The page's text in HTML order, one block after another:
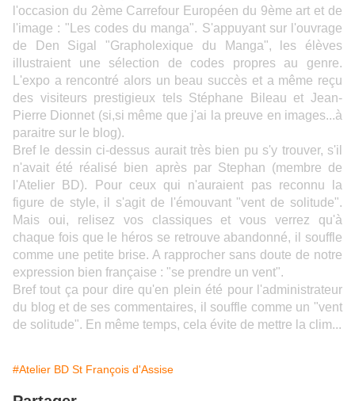
l'occasion du 2ème Carrefour Européen du 9ème art et de
l'image : "Les codes du manga". S'appuyant sur l'ouvrage
de Den Sigal "Grapholexique du Manga", les élèves
illustraient une sélection de codes propres au genre.
L'expo a rencontré alors un beau succès et a même reçu
des visiteurs prestigieux tels Stéphane Bileau et Jean-
Pierre Dionnet (si,si même que j'ai la preuve en images...à
paraitre sur le blog).
Bref le dessin ci-dessus aurait très bien pu s'y trouver, s'il
n'avait été réalisé bien après par Stephan (membre de
l'Atelier BD). Pour ceux qui n'auraient pas reconnu la
figure de style, il s'agit de l'émouvant "vent de solitude".
Mais oui, relisez vos classiques et vous verrez qu'à
chaque fois que le héros se retrouve abandonné, il souffle
comme une petite brise. A rapprocher sans doute de notre
expression bien française : "se prendre un vent".
Bref tout ça pour dire qu'en plein été pour l'administrateur
du blog et de ses commentaires, il souffle comme un "vent
de solitude". En même temps, cela évite de mettre la clim...
#Atelier BD St François d'Assise